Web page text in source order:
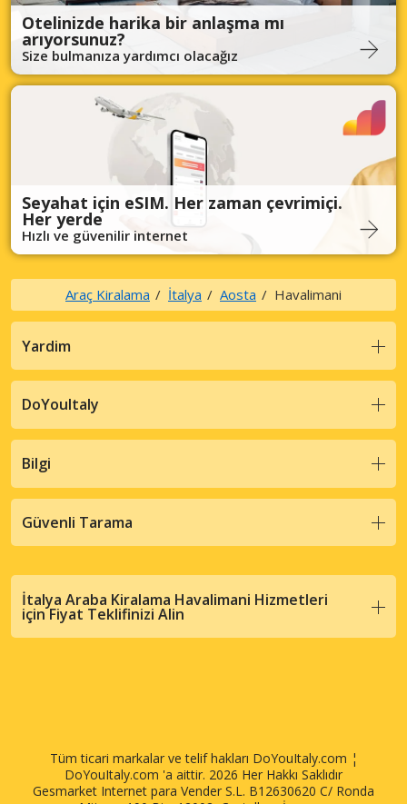
Otelinizde harika bir anlaşma mı
arıyorsunuz?
Size bulmanıza yardımcı olacağız
Seyahat için eSIM. Her zaman çevrimiçi.
Her yerde
Hızlı ve güvenilir internet
Araç Kiralama İtalya Aosta Havalimani
Yardim
DoYouItaly
Bilgi
Güvenli Tarama
İtalya Araba Kiralama Havalimani Hizmetleri
için Fiyat Teklifinizi Alin
Tüm ticari markalar ve telif hakları DoYouItaly.com ¦
DoYouItaly.com 'a aittir. 2026 Her Hakkı Saklıdır
Gesmarket Internet para Vender S.L. B12630620 C/ Ronda